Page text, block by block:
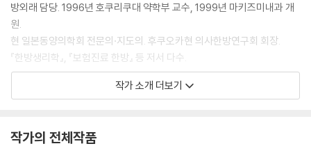
방외래 담당. 1996년 호쿠리쿠대 약학부 교수, 1999년 마키즈미내과 개
원.
현 일본동양의학회 전문의·지도의. 후쿠오카현 의사한방연구회 회장.
『한방생리학』, 『보험진료 한방』 등 저서 다수.
작가 소개 더보기
작가의 전체작품